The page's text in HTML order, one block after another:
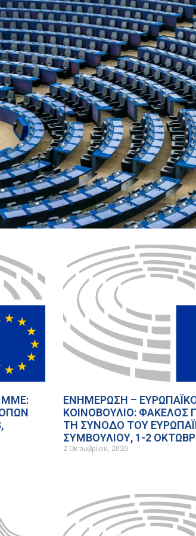
ΜΜΕ:
ΕΝΗΜΕΡΩΣΗ –
ΚΟΙΝΟΒΟΥΛΙΟ: ΦΑΚΕΛΟΣ
ΤΗ ΣΥΝΟΔΟ ΤΟΥ
ΣΥΜΒΟΥΛΙΟΥ, 1-2
2 Οκτωβρίου, 2020